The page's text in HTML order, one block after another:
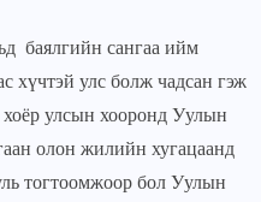
баялгийн сангаа ийм
хүчтэй улс болж чадсан гэж
улсын хооронд Уулын
олон жилийн хугацаанд
тогтоомжоор бол Уулын